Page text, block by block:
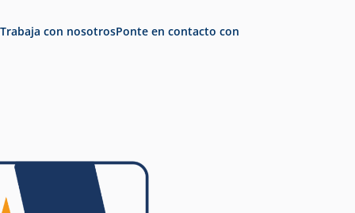
Trabaja con nosotrosPonte en contacto con